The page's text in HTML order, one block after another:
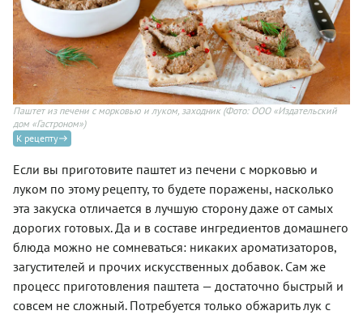
Паштет из печени с морковью и луком, заходник(Фото: ООО «Издательский
дом «Гастроном»)
К рецепту
Если вы приготовите паштет из печени с морковью и
луком по этому рецепту, то будете поражены, насколько
эта закуска отличается в лучшую сторону даже от самых
дорогих готовых. Да и в составе ингредиентов домашнего
блюда можно не сомневаться: никаких ароматизаторов,
загустителей и прочих искусственных добавок. Сам же
процесс приготовления паштета — достаточно быстрый и
совсем не сложный. Потребуется только обжарить лук с